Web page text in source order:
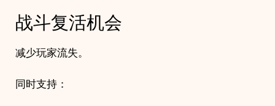
战斗复活机会
减少玩家流失。
同时支持：